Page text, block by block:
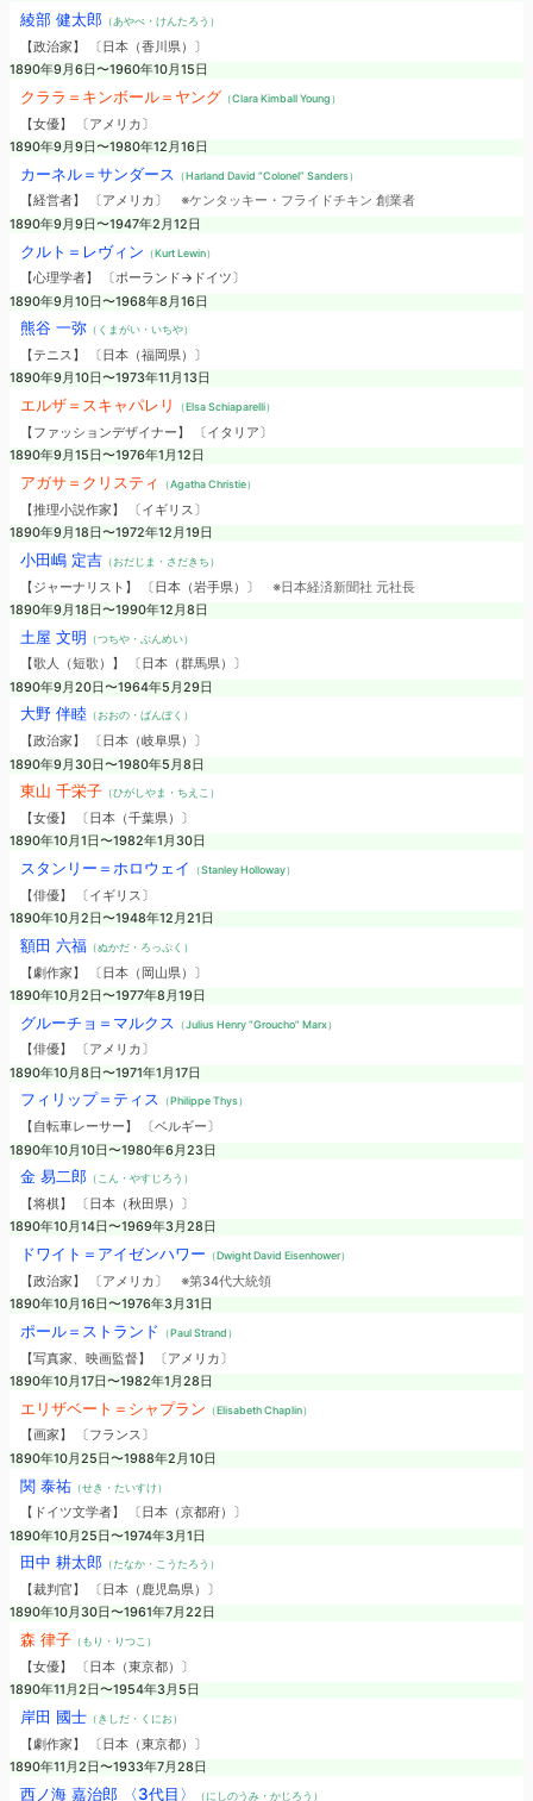
綾部 健太郎（あやべ・けんたろう）
【政治家】 〔日本（香川県）〕
1890年9月6日〜1960年10月15日
クララ＝キンボール＝ヤング （Clara Kimball Young）
【女優】 〔アメリカ〕
1890年9月9日〜1980年12月16日
カーネル＝サンダース （Harland David “Colonel” Sanders）
【経営者】 〔アメリカ〕 ※ケンタッキー・フライドチキン 創業者
1890年9月9日〜1947年2月12日
クルト＝レヴィン （Kurt Lewin）
【心理学者】 〔ポーランド→ドイツ〕
1890年9月10日〜1968年8月16日
熊谷 一弥（くまがい・いちや）
【テニス】 〔日本（福岡県）〕
1890年9月10日〜1973年11月13日
エルザ＝スキャパレリ （Elsa Schiaparelli）
【ファッションデザイナー】 〔イタリア〕
1890年9月15日〜1976年1月12日
アガサ＝クリスティ （Agatha Christie）
【推理小説作家】 〔イギリス〕
1890年9月18日〜1972年12月19日
小田嶋 定吉（おだじま・さだきち）
【ジャーナリスト】 〔日本（岩手県）〕 ※日本経済新聞社 元社長
1890年9月18日〜1990年12月8日
土屋 文明 （つちや・ぶんめい）
【歌人（短歌）】 〔日本（群馬県）〕
1890年9月20日〜1964年5月29日
大野 伴睦（おおの・ばんぼく）
【政治家】 〔日本（岐阜県）〕
1890年9月30日〜1980年5月8日
東山 千栄子（ひがしやま・ちえこ）
【女優】 〔日本（千葉県）〕
1890年10月1日〜1982年1月30日
スタンリー＝ホロウェイ （Stanley Holloway）
【俳優】 〔イギリス〕
1890年10月2日〜1948年12月21日
額田 六福（ぬかだ・ろっぷく）
【劇作家】 〔日本（岡山県）〕
1890年10月2日〜1977年8月19日
グルーチョ＝マルクス （Julius Henry “Groucho” Marx）
【俳優】 〔アメリカ〕
1890年10月8日〜1971年1月17日
フィリップ＝ティス （Philippe Thys）
【自転車レーサー】 〔ベルギー〕
1890年10月10日〜1980年6月23日
金 易二郎（こん・やすじろう）
【将棋】 〔日本（秋田県）〕
1890年10月14日〜1969年3月28日
ドワイト＝アイゼンハワー （Dwight David Eisenhower）
【政治家】 〔アメリカ〕 ※第34代大統領
1890年10月16日〜1976年3月31日
ポール＝ストランド （Paul Strand）
【写真家、映画監督】 〔アメリカ〕
1890年10月17日〜1982年1月28日
エリザベート＝シャプラン （Elisabeth Chaplin）
【画家】 〔フランス〕
1890年10月25日〜1988年2月10日
関 泰祐（せき・たいすけ）
【ドイツ文学者】 〔日本（京都府）〕
1890年10月25日〜1974年3月1日
田中 耕太郎（たなか・こうたろう）
【裁判官】 〔日本（鹿児島県）〕
1890年10月30日〜1961年7月22日
森 律子（もり・りつこ）
【女優】 〔日本（東京都）〕
1890年11月2日〜1954年3月5日
岸田 國士（きしだ・くにお）
【劇作家】 〔日本（東京都）〕
1890年11月2日〜1933年7月28日
西ノ海 嘉治郎 〈3代目〉 （にしのうみ・かじろう）